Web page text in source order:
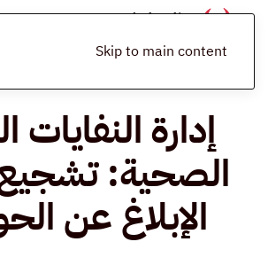
Skip to main content
الصحية: تشجيع ثقافة الإبلاغ عن الحوادث
إدارة النفايات
الصحية:
الإبلاغ عن